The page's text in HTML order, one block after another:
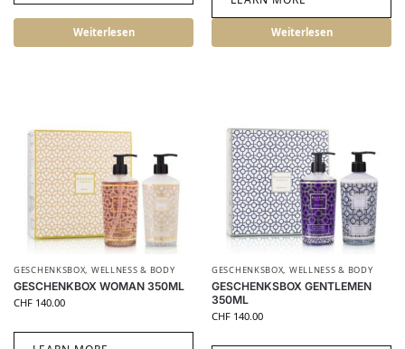
Weiterlesen Weiterlesen
GESCHENKSBOX, WELLNESS & BODY
GESCHENKBOX WOMAN 350ML
CHF 140.00
GESCHENKSBOX, WELLNESS & BODY
GESCHENKSBOX GENTLEMEN
350ML
CHF 140.00